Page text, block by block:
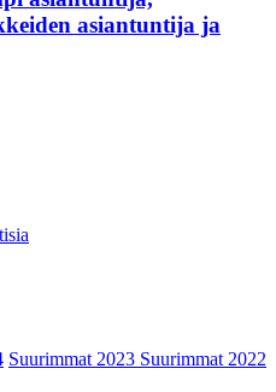
asiantuntija ja
Suurimmat 2023 Suurimmat 2022